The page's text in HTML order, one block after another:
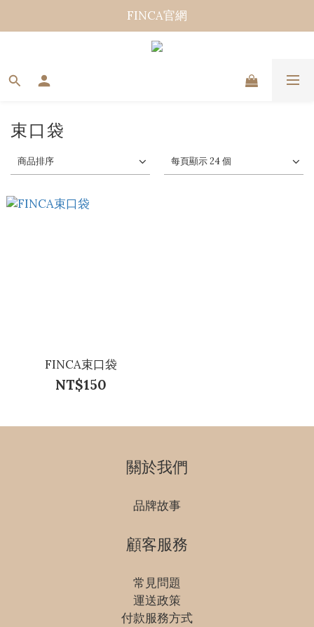
FINCA官網
束口袋
商品排序 每頁顯示 24 個
FINCA束口袋
NT$150
關於我們
品牌故事
顧客服務
常見問題
運送政策
付款服務方式